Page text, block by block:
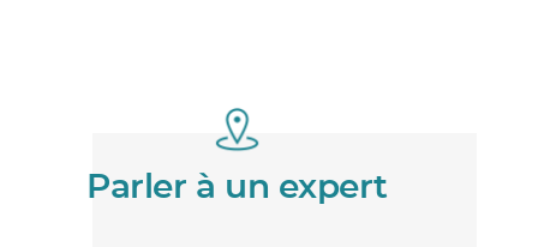
Parler à un expert